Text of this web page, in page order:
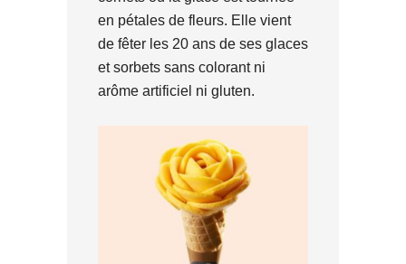
en pétales de fleurs. Elle vient
de fêter les 20 ans de ses glaces
et sorbets sans colorant ni
arôme artificiel ni gluten.